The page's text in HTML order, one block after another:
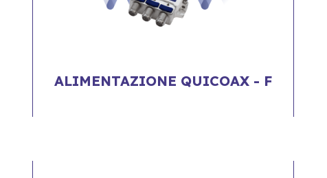
ALIMENTAZIONE QUICOAX - F